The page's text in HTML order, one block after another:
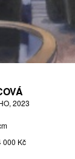
2023
000 Kč